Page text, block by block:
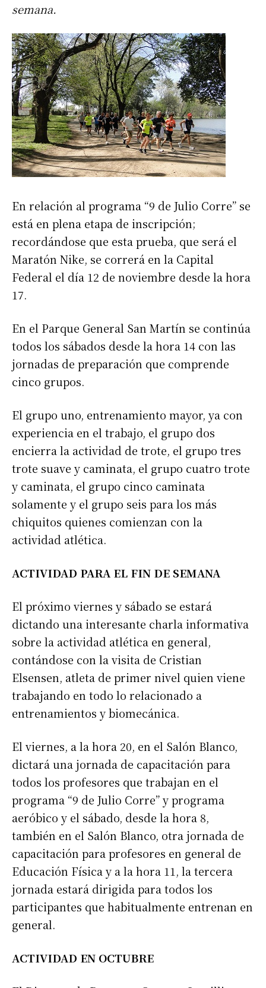
semana.
En relación al programa “9 de Julio Corre” se
está en plena etapa de inscripción;
recordándose que esta prueba, que será el
Maratón Nike, se correrá en la Capital
Federal el día 12 de noviembre desde la hora
17.
En el Parque General San Martín se continúa
todos los sábados desde la hora 14 con las
jornadas de preparación que comprende
cinco grupos.
El grupo uno, entrenamiento mayor, ya con
experiencia en el trabajo, el grupo dos
encierra la actividad de trote, el grupo tres
trote suave y caminata, el grupo cuatro trote
y caminata, el grupo cinco caminata
solamente y el grupo seis para los más
chiquitos quienes comienzan con la
actividad atlética.
ACTIVIDAD PARA EL FIN DE SEMANA
El próximo viernes y sábado se estará
dictando una interesante charla informativa
sobre la actividad atlética en general,
contándose con la visita de Cristian
Elsensen, atleta de primer nivel quien viene
trabajando en todo lo relacionado a
entrenamientos y biomecánica.
El viernes, a la hora 20, en el Salón Blanco,
dictará una jornada de capacitación para
todos los profesores que trabajan en el
programa “9 de Julio Corre” y programa
aeróbico y el sábado, desde la hora 8,
también en el Salón Blanco, otra jornada de
capacitación para profesores en general de
Educación Física y a la hora 11, la tercera
jornada estará dirigida para todos los
participantes que habitualmente entrenan en
general.
ACTIVIDAD EN OCTUBRE